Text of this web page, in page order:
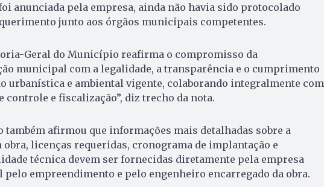
anunciada pela empresa, ainda não havia sido protocolado
junto aos órgãos municipais competentes.
Geral do Município reafirma o compromisso da
municipal com a legalidade, a transparência e o cumprimento
urbanística e ambiental vigente, colaborando integralmente com
controle e fiscalização”, diz trecho da nota.
também afirmou que informações mais detalhadas sobre a
obra, licenças requeridas, cronograma de implantação e
técnica devem ser fornecidas diretamente pela empresa
pelo empreendimento e pelo engenheiro encarregado da obra.